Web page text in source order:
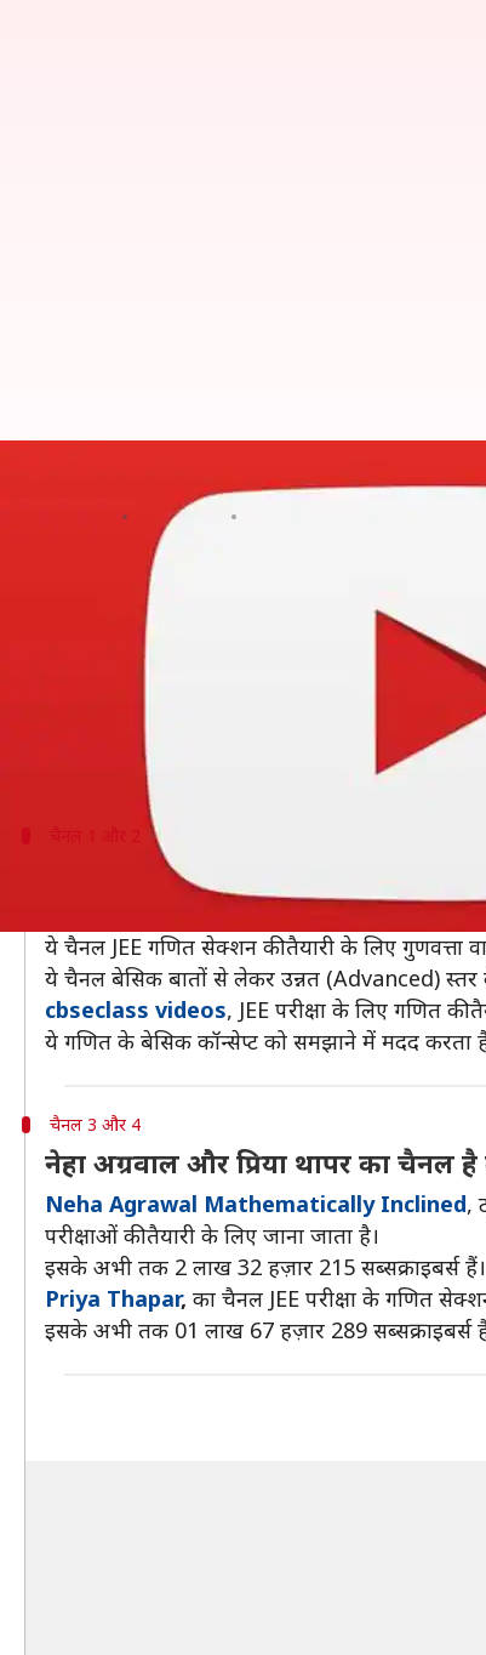
JEE Main 2019: IIT-JEE
Mar 13, 2019
IIT-JEE परीक्षा में अच्छे नंबर स्कोर करना प्रत्येक
IIT-JEE परीक्षा IITs, NITs और अन्य टॉप
कई छात्रों को गणित सेक्शन काफी कठिन लगता
हमने इस लेख में JEE के गणित सेक्शन की तैयारी के
चैनल 1 और 2
Studyezee और Cbseclass videos हैं
, गणित के लिए काफी लोकप्रिय यूट्यूब
ये चैनल JEE गणित सेक्शन की तैयारी के लिए गुणवत्ता
ये चैनल बेसिक बातों से लेकर उन्नत (Advanced)
cbseclass videos, JEE परीक्षा के लिए गणित
ये गणित के बेसिक कॉन्सेप्ट को समझाने में मदद करता
चैनल 3 और 4
नेहा अग्रवाल और प्रिया थापर का चैनल
Neha Agrawal Mathematically Inclined,
परीक्षाओं की तैयारी के लिए जाना जाता है।
इसके अभी तक 2 लाख 32 हज़ार 215 सब्सक्राइबर्स हैं।
Priya Thapar, का चैनल JEE परीक्षा के गणित
इसके अभी तक 01 लाख 67 हज़ार 289 सब्सक्राइबर्स